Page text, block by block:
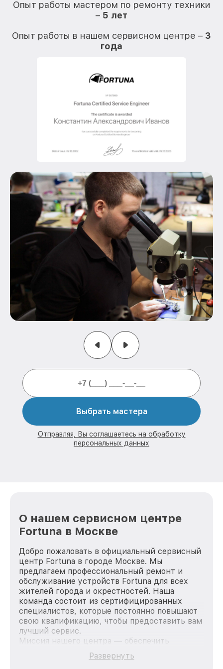
Опыт работы мастером по ремонту техники
– 5 лет
Опыт работы в нашем сервисном центре – 3
года
Выбрать мастера
Отправляя, Вы соглашаетесь на обработку
персональных данных
О нашем сервисном центре
Fortuna в Москве
Добро пожаловать в официальный сервисный
центр Fortuna в городе Москве. Мы
предлагаем профессиональный ремонт и
обслуживание устройств Fortuna для всех
жителей города и окрестностей. Наша
команда состоит из сертифицированных
специалистов, которые постоянно повышают
свою квалификацию, чтобы предоставить вам
лучший сервис.
Миссия нашего центра — обеспечить
качественный и доступный ремонт для
каждого пользователя продукции Fortuna, вне
Развернуть